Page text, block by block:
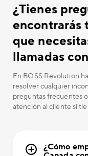
¿Tienes
encontrarás
que
llamadas
En BOSS Revolution
resolver cualquier
preguntas frecuentes
atención al cliente si
¿Cómo